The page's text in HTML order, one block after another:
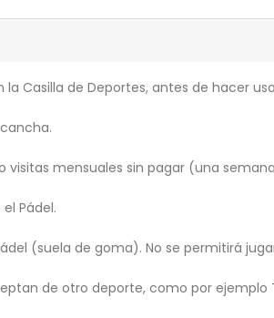
Casilla de Deportes, antes de hacer
visitas mensuales sin pagar (una
Pádel.
(suela de goma). No se permitirá
de otro deporte, como por ejemplo